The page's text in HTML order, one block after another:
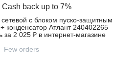
Cash back up to 7%
с блоком пуско-защитным
конденсатор Атлант 240402265
за 2 025 ₽ в интернет‑магазине
Few orders